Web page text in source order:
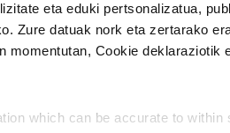
eta eduki pertsonalizatua,
Zure datuak nork eta zertarako
momentutan, Cookie deklaraziotik
which can be accurate to within
Aniztasun politika